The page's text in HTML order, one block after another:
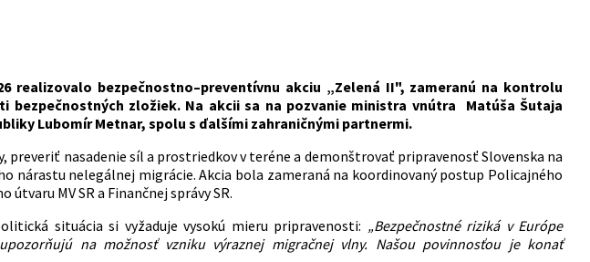
realizovalo bezpečnostno–preventívnu akciu „Zelená II", zameranú na kontrolu
bezpečnostných zložiek. Na akcii sa na pozvanie ministra vnútra Matúša Šutaja
Lubomír Metnar, spolu s ďalšími zahraničnými partnermi.
nasadenie síl a prostriedkov v teréne a demonštrovať pripravenosť Slovenska na
nárastu nelegálnej migrácie. Akcia bola zameraná na koordinovaný postup Policajného
MV SR a Finančnej správy SR.
situácia si vyžaduje vysokú mieru pripravenosti: „Bezpečnostné riziká v Európe
na možnosť vzniku výraznej migračnej vlny. Našou povinnosťou je konať